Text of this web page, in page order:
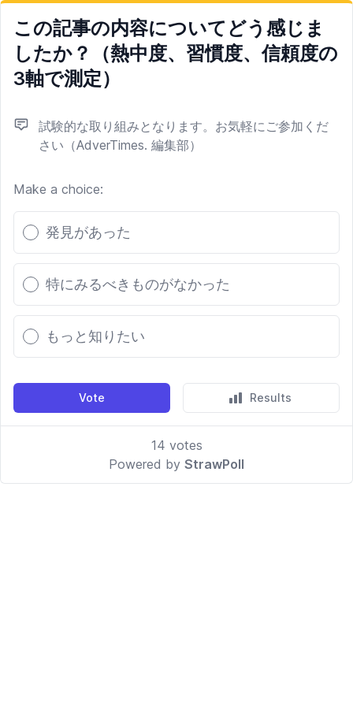
この記事の内容についてどう感じま
したか？（熱中度、習慣度、信頼度の
3軸で測定）
試験的な取り組みとなります。お気軽にご参加くだ
さい（AdverTimes. 編集部）
Make a choice:
Poll options
発見があった
特にみるべきものがなかった
もっと知りたい
Vote Results
14 votes
Powered by StrawPoll